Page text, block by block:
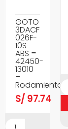
GOTO
3DACF
026F-
10S
ABS =
42450-
13010
–
Rodamientos
S/ 97.74